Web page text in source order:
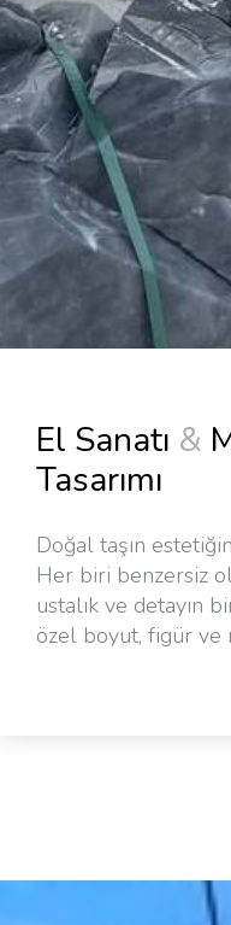
El Sanatı &
Tasarımı
Doğal taşın
Her biri benzersiz
ustalık ve detayın
özel boyut, figür